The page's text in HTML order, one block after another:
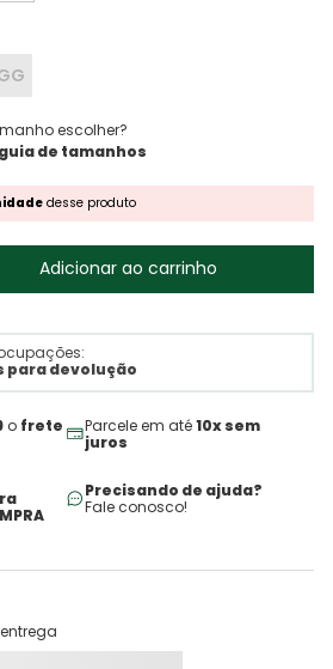
escolher?
desse produto
Adicionar ao carrinho
para devolução
o frete
Parcele em até10x sem
juros
Precisando de ajuda?
Fale conosco!